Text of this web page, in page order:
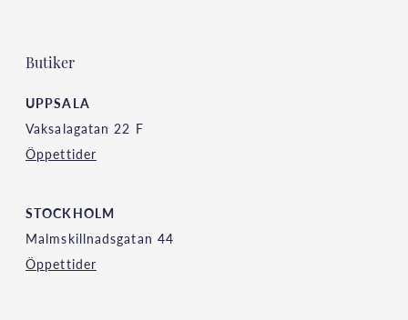
Butiker
UPPSALA
Vaksalagatan 22 F
Öppettider
STOCKHOLM
Malmskillnadsgatan 44
Öppettider